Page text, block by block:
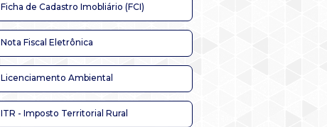
Ficha de Cadastro Imobliário (FCI)
Nota Fiscal Eletrônica
Licenciamento Ambiental
ITR - Imposto Territorial Rural